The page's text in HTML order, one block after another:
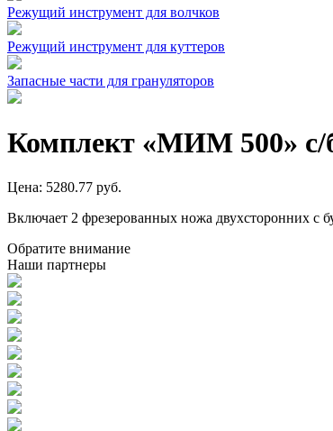
Режущий инструмент для волчков
Режущий инструмент для куттеров
Запасные части для грануляторов
Комплект «МИМ 500»
Цена: 5280.77 руб.
Включает 2 фрезерованных ножа двухсторонних с
Обратите внимание
Наши партнеры